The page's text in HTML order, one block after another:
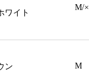
ワイト
M/×
ン M